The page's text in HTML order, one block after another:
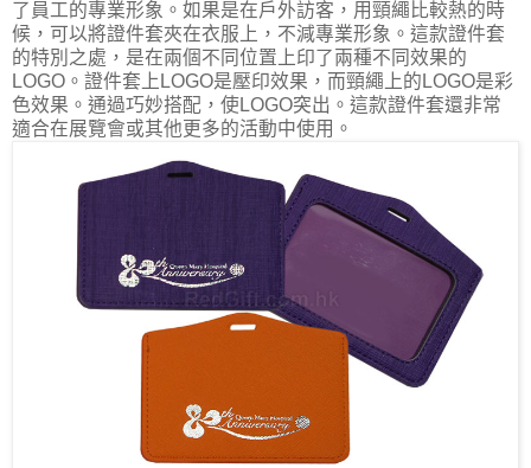
了員工的專業形象。如果是在戶外訪客，用頸繩比較熱的時
候，可以將證件套夾在衣服上，不減專業形象。這款證件套
的特別之處，是在兩個不同位置上印了兩種不同效果的
LOGO。證件套上LOGO是壓印效果，而頸繩上的LOGO是彩
色效果。通過巧妙搭配，使LOGO突出。這款證件套還非常
適合在展覽會或其他更多的活動中使用。